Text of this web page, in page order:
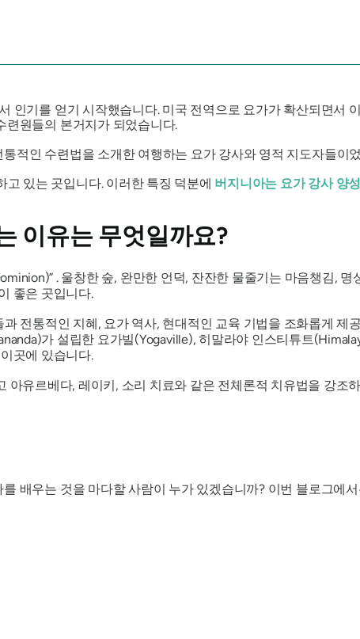
인기를 얻기 시작했습니다. 미국 전역으로 요가가 확산되면서
원들의 본거지가 되었습니다.
적인 수련법을 소개한 여행하는 요가 강사와 영적 지도자들이
있는 곳입니다. 이러한 특징 덕분에 버지니아는 요가 강사 양
이유는 무엇일까요?
. 울창한 숲, 완만한 언덕, 잔잔한 물줄기는 마음챙김, 명
좋은 곳입니다.
전통적인 지혜, 요가 역사, 현대적인 교육 기법을 조화롭게 제
가 설립한 요가빌(Yogaville), 히말라야 인스티튜트
곳에 있습니다.
아유르베다, 레이키, 소리 치료와 같은 전체론적 치유법을 강조
배우는 것을 마다할 사람이 누가 있겠습니까? 이번 블로그에